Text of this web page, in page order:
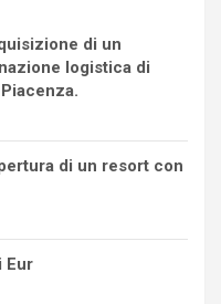
di un
logistica di
di un resort con
Eur